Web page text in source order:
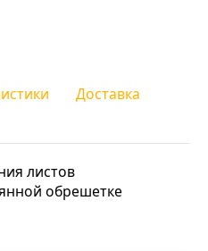
Доставка
листов
обрешетке